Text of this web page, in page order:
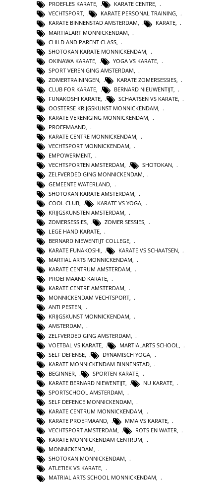
PROEFLES KARATE, KARATE CENTRE,
VECHTSPORT, KARATE PERSONAL TRAINING,
KARATE BINNENSTAD AMSTERDAM, KARATE,
MARTIALART MONNICKENDAM
CHILD AND PARENT CLASS
SHOTOKAN KARATE MONNICKENDAM
OKINAWA KARATE
YOGA VS KARATE
SPORT VERENIGING AMSTERDAM
ZOMERTRAININGEN
KARATE ZOMERSESSIES
CLUB FOR KARATE
BERNARD NIEUWENTIJT
FUNAKOSHI KARATE
SCHAATSEN VS KARATE
OOSTERSE KRIJGSKUNST MONNICKENDAM,
KARATE VERENIGING MONNICKENDAM,
PROEFMAAND,
KARATE CENTRE MONNICKENDAM,
VECHTSPORT MONNICKENDAM,
EMPOWERMENT,
VECHTSPORTEN AMSTERDAM, SHOTOKAN,
ZELFVERDEDIGING MONNICKENDAM,
GEMEENTE WATERLAND
SHOTOKAN KARATE AMSTERDAM
COOL CLUB
KARATE VS YOGA
KRIJGSKUNSTEN AMSTERDAM
ZOMERSESSIES
ZOMER SESSIES
LEGE HAND KARATE
BERNARD NIEWENTIJT COLLEGE
KARATE FUNAKOSHI
KARATE VS SCHAATSEN
MARTIAL ARTS MONNICKENDAM,
KARATE CENTRUM AMSTERDAM,
PROEFMAAND KARATE,
KARATE CENTRE AMSTERDAM,
MONNICKENDAM VECHTSPORT,
ANTI PESTEN,
KRIJGSKUNST MONNICKENDAM,
AMSTERDAM,
ZELFVERDEDIGING AMSTERDAM
VOETBAL VS KARATE
MARTIALARTS SCHOOL
SELF DEFENSE
DYNAMISCH YOGA
KARATE MONNICKENDAM BINNENSTAD
BEGINNER
SPORTEN KARATE
KARATE BERNARD NIEWENTIJT
NU KARATE
SPORTSCHOOL AMSTERDAM
SELF DEFENCE MONNICKENDAM
KARATE CENTRUM MONNICKENDAM,
KARATE PROEFMAAND, MMA VS KARATE,
VECHTSPORT AMSTERDAM, ROTS EN WATER,
KARATE MONNICKENDAM CENTRUM,
MONNICKENDAM,
SHOTOKAN MONNICKENDAM,
ATLETIEK VS KARATE,
MATRIAL ARTS SCHOOL MONNICKENDAM,